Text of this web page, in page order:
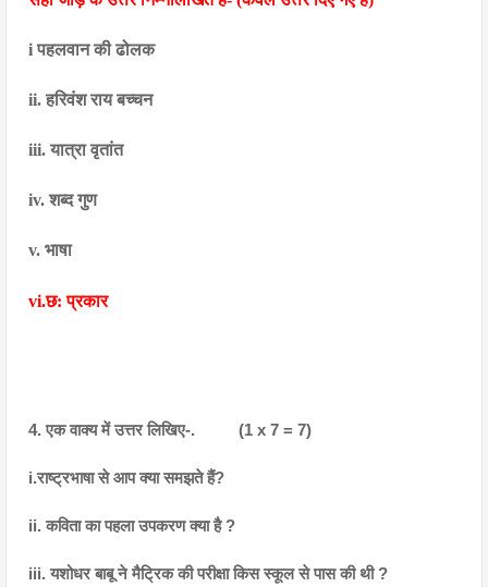
i पहलवान की ढोलक
ii. हरिवंश राय बच्चन
iii. यात्रा वृतांत
iv. शब्द गुण
v. भाषा
vi.छ: प्रकार
4. एक वाक्य में उत्तर लिखिए-.          (1 x 7 = 7)
i.राष्ट्रभाषा से आप क्या समझते हैं?
ii. कविता का पहला उपकरण क्या है ?
iii. यशोधर बाबू ने मैट्रिक की परीक्षा किस स्कूल से पास की थी ?